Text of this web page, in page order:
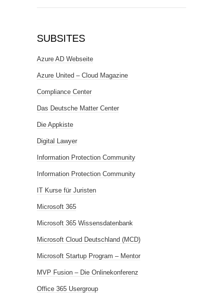
SUBSITES
Azure AD Webseite
Azure United – Cloud Magazine
Compliance Center
Das Deutsche Matter Center
Die Appkiste
Digital Lawyer
Information Protection Community
Information Protection Community
IT Kurse für Juristen
Microsoft 365
Microsoft 365 Wissensdatenbank
Microsoft Cloud Deutschland (MCD)
Microsoft Startup Program – Mentor
MVP Fusion – Die Onlinekonferenz
Office 365 Usergroup